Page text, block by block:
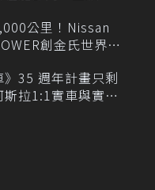
公里！Nissan
創金氏世界紀
》35 週年計畫只剩
拉1:1實車與實體